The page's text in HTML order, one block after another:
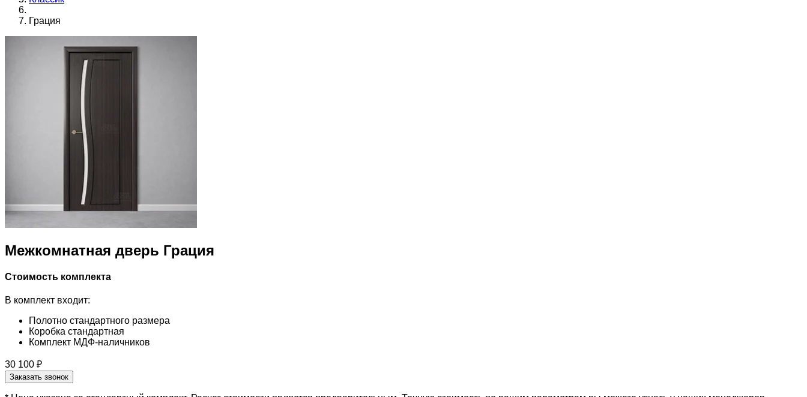
Грация
Межкомнатная дверь Грация
Стоимость комплекта
В комплект входит:
Полотно стандартного размера
Коробка стандартная
Комплект МДФ-наличников
30 100 ₽
Заказать звонок